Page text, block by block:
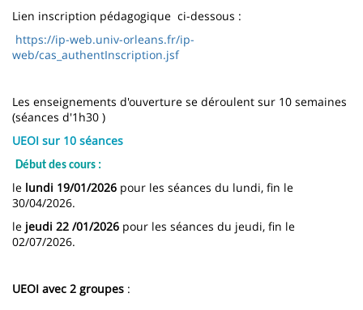
Lien inscription pédagogique ci-dessous :
https://ip-web.univ-orleans.fr/ip-
web/cas_authentInscription.jsf
Les enseignements d'ouverture se déroulent sur 10 semaines
(séances d'1h30 )
UEOI sur 10 séances
Début des cours :
le lundi 19/01/2026 pour les séances du lundi, fin le
30/04/2026.
le jeudi 22 /01/2026 pour les séances du jeudi, fin le
02/07/2026.
UEOI avec 2 groupes :